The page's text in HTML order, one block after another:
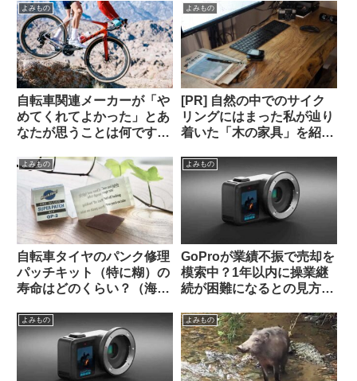
（海外掲示板から）
よみもの
自転車関連メーカーが「や
めてくれてよかった」とあ
なたが思うことは何ですか
よみもの
[PR] 自然の中でのサイク
リングにはまった私が辿り
着いた「木の家具」を紹介
特典あり】
よみもの
自転車タイヤのパンク修理
パッチキット（特に糊）の
寿命はどのくらい？（海外
よみもの
GoProが業績不振で売却を
模索中？1年以内に操業継
続が困難になるとの見方も
よみもの よみもの